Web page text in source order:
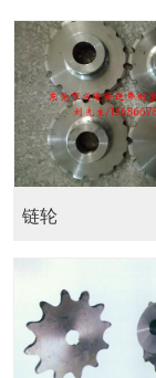
链条输送带